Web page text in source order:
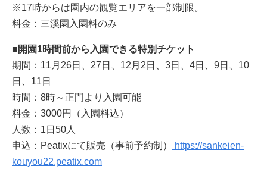
※17時からは園内の観覧エリアを一部制限。
料金：三溪園入園料のみ
■開園1時間前から入園できる特別チケット
期間：11月26日、27日、12月2日、3日、4日、9日、10
日、11日
時間：8時～正門より入園可能
料金：3000円（入園料込）
人数：1日50人
申込：Peatixにて販売（事前予約制）
https://sankeien-
kouyou22.peatix.com